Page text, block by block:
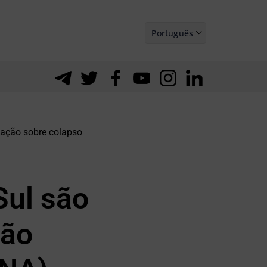
Português
sobre colapso
são